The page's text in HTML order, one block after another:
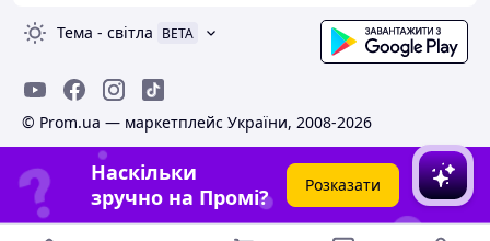
Тема - світла BETA
© Prom.ua — маркетплейс України, 2008-2026
Наскільки
зручно на Промі?
Розказати